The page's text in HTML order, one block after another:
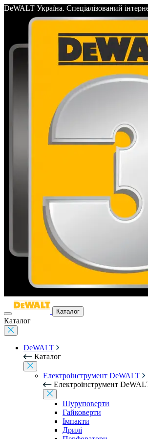
DeWALT Україна. Спеціалізований
Каталог
Каталог
DeWALT
Каталог
Електроінструмент DeWALT
Електроінструмент
Шуруповерти
Гайковерти
Імпакти
Дрилі